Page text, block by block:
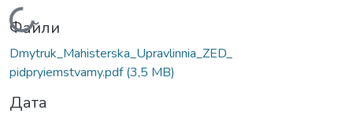
Вантажиться...
Файли
Dmytruk_Mahisterska_Upravlinnia_ZED_
pidpryiemstvamy.pdf(3,5 MB)
Дата